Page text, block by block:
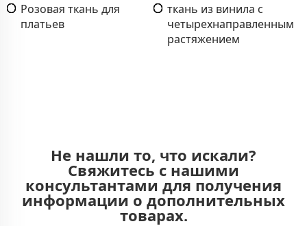
Розовая ткань для
платьев
ткань из винила с
четырехнаправленным
растяжением
Не нашли то, что искали?
Свяжитесь с нашими
консультантами для получения
информации о дополнительных
товарах.